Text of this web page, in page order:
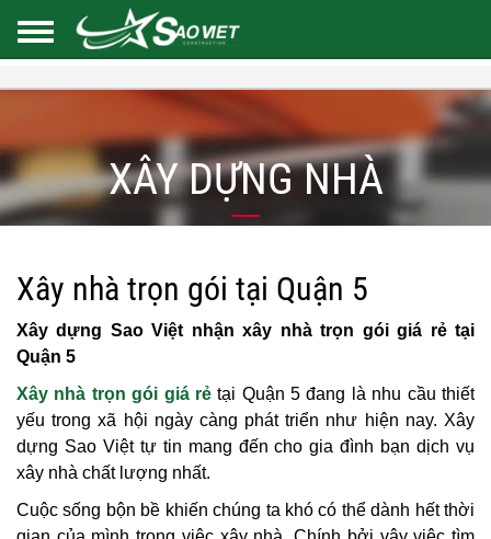
XÂY DỰNG NHÀ
Xây nhà trọn gói tại Quận 5
Xây dựng Sao Việt nhận xây nhà trọn gói giá rẻ tại
Quận 5
Xây nhà trọn gói giá rẻtại Quận 5 đang là nhu cầu thiết
yếu trong xã hội ngày càng phát triển như hiện nay. Xây
dựng Sao Việt tự tin mang đến cho gia đình bạn dịch vụ
xây nhà chất lượng nhất.
Cuộc sống bộn bề khiến chúng ta khó có thể dành hết thời